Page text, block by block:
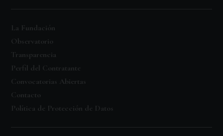
La Fundación
Observatorio
Transparencia
Perfil del Contratante
Convocatorias Abiertas
Contacto
Política de Protección de Datos